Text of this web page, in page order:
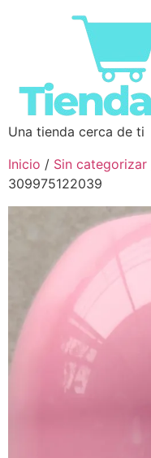
Una tienda cerca de ti
Inicio / Sin categorizar
309975122039